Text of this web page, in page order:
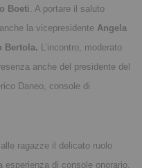
Boeti. A portare il saluto
la vicepresidenteAngela
Bertola. L’incontro, moderato
anche del presidente del
Daneo, console di
ragazze il delicato ruolo
esperienza di console onorario.